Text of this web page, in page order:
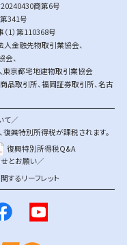
商第6号
341号
1）第110368号
人金融先物取引業協会、
会、
東京都宅地建物取引業協会
品取引所、福岡証券取引所、名古
て／
興特別所得税が課税されます。
復興特別所得税Q&A
とお願い／
るリーフレット